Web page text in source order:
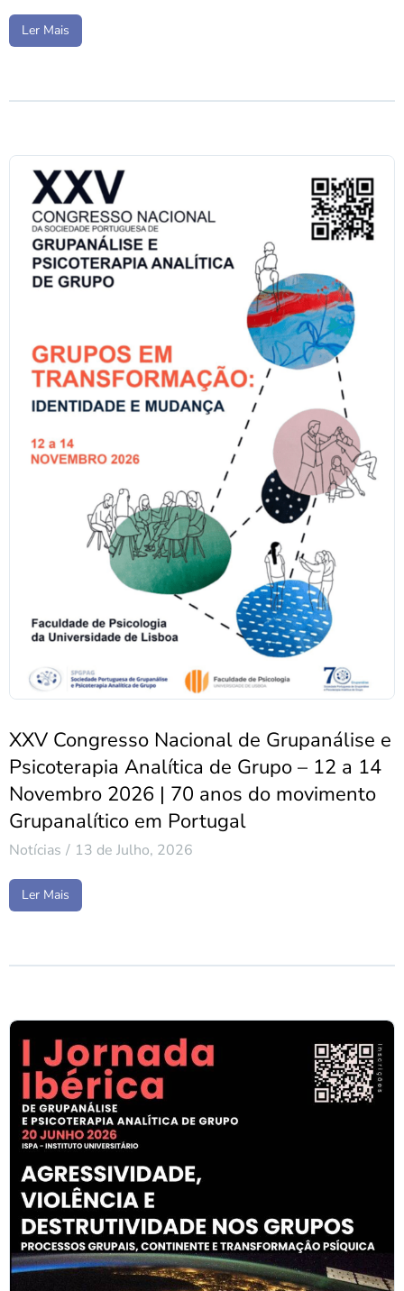
Ler Mais
XXV Congresso Nacional de Grupanálise e
Psicoterapia Analítica de Grupo – 12 a 14
Novembro 2026 | 70 anos do movimento
Grupanalítico em Portugal
Notícias 13 de Julho, 2026
Ler Mais